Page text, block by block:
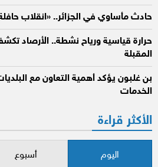
حادث مأساوي في الجزائر.. «انقلاب
حرارة قياسية ورياح نشطة.. الأرصاد
المقبلة
بن غلبون يؤكد أهمية التعاون مع
الخدمات
الأكثر قراءة
اليوم أسبوع